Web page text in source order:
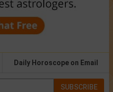
Daily Horoscope on Email
SUBSCRIBE